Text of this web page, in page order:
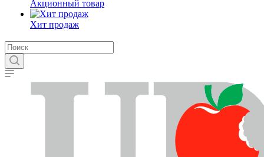
Акционный товар
Хит продаж